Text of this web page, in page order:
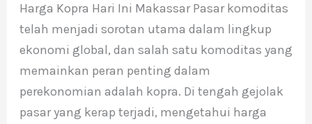
Harga Kopra Hari Ini Makassar Pasar komoditas
telah menjadi sorotan utama dalam lingkup
ekonomi global, dan salah satu komoditas yang
memainkan peran penting dalam
perekonomian adalah kopra. Di tengah gejolak
pasar yang kerap terjadi, mengetahui harga
hari
ini
Makassar